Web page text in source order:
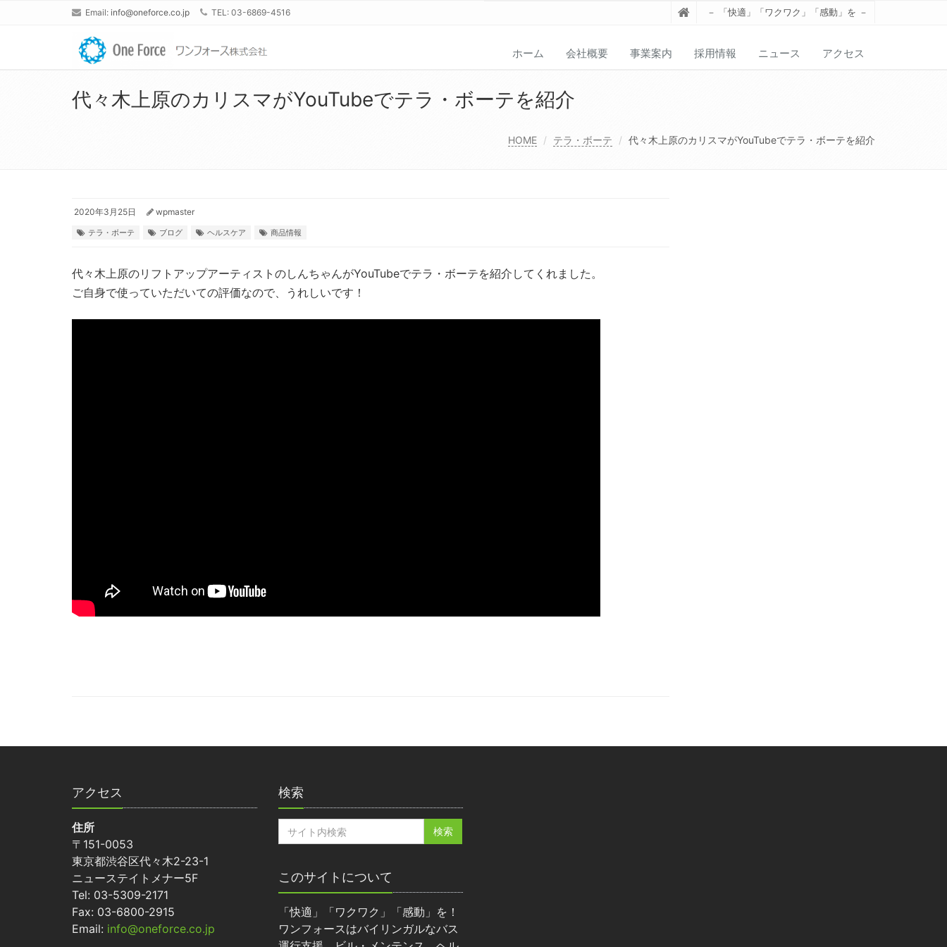
Email: info@oneforce.co.jp TEL: 03-6869-4516 － 「快適」「ワクワク」「感動」を －
ホーム 会社概要 事業案内 採用情報 ニュース アクセス
代々木上原のカリスマがYouTubeでテラ・ボーテを紹介
HOME テラ・ボーテ 代々木上原のカリスマがYouTubeでテラ・ボーテを紹介
2020年3月25日 wpmaster
テラ・ボーテ ブログ ヘルスケア 商品情報
代々木上原のリフトアップアーティストのしんちゃんがYouTubeでテラ・ボーテを紹介してくれました。
ご自身で使っていただいての評価なので、うれしいです！
アクセス
住所
〒151-0053
東京都渋谷区代々木2-23-1
ニューステイトメナー5F
Tel: 03-5309-2171
Fax: 03-6800-2915
Email: info@oneforce.co.jp
検索
このサイトについて
「快適」「ワクワク」「感動」を！
ワンフォースはバイリンガルなバス